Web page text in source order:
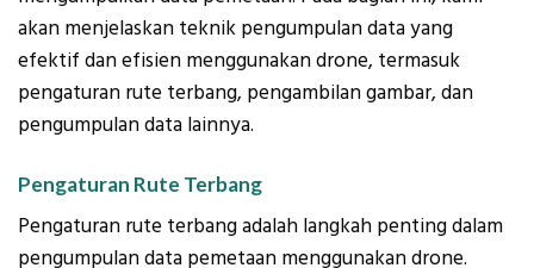
akan menjelaskan teknik pengumpulan data yang
efektif dan efisien menggunakan drone, termasuk
pengaturan rute terbang, pengambilan gambar, dan
pengumpulan data lainnya.
Pengaturan Rute Terbang
Pengaturan rute terbang adalah langkah penting dalam
pengumpulan data pemetaan menggunakan drone.